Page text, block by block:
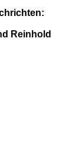
Reinhold